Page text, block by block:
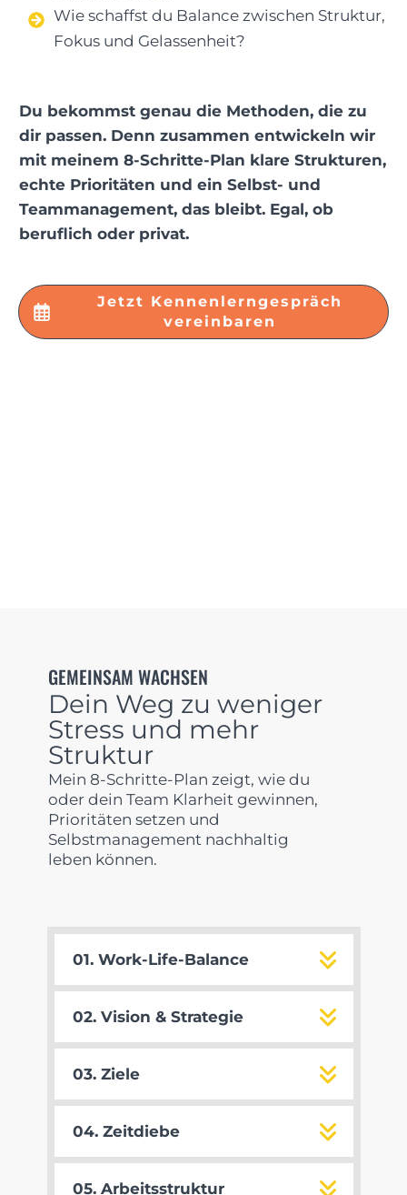
Wie schaffst du Balance zwischen Struktur,
Fokus und Gelassenheit?
Du bekommst genau die Methoden, die zu
dir passen. Denn zusammen entwickeln wir
mit meinem 8-Schritte-Plan klare Strukturen,
echte Prioritäten und ein Selbst- und
Teammanagement, das bleibt. Egal, ob
beruflich oder privat.
Jetzt Kennenlerngespräch
vereinbaren
GEMEINSAM WACHSEN
Dein Weg zu weniger
Stress und mehr
Struktur
Mein 8-Schritte-Plan zeigt, wie du
oder dein Team Klarheit gewinnen,
Prioritäten setzen und
Selbstmanagement nachhaltig
leben können.
01. Work-Life-Balance
02. Vision & Strategie
03. Ziele
04. Zeitdiebe
05. Arbeitsstruktur